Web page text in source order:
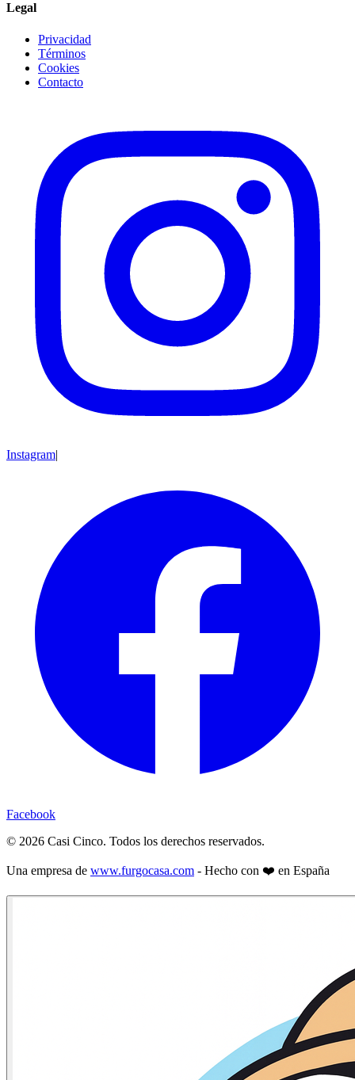
Legal
Privacidad
Términos
Cookies
Contacto
Instagram|
Facebook
© 2026 Casi Cinco. Todos los derechos reservados.
Una empresa de www.furgocasa.com - Hecho con ❤️ en España